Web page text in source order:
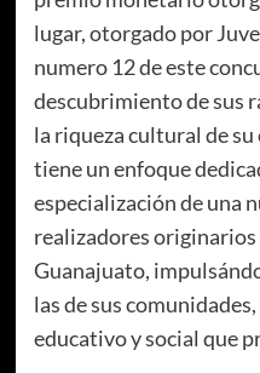
lugar, otorgado por
numero 12 de este
descubrimiento de sus
la riqueza cultural de
tiene un enfoque
especialización de una
realizadores originarios
Guanajuato,
las de sus
educativo y social que